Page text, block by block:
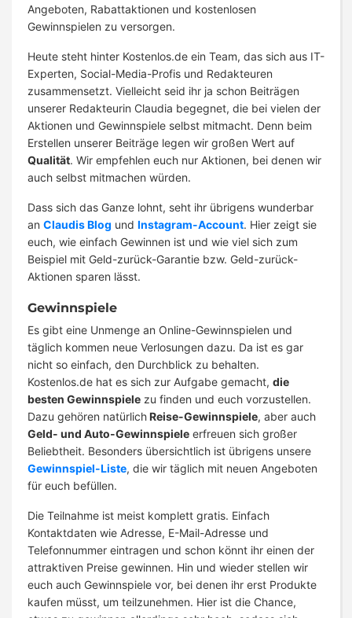
Angeboten, Rabattaktionen und kostenlosen
Gewinnspielen zu versorgen.
Heute steht hinter Kostenlos.de ein Team, das sich aus IT-
Experten, Social-Media-Profis und Redakteuren
zusammensetzt. Vielleicht seid ihr ja schon Beiträgen
unserer Redakteurin Claudia begegnet, die bei vielen der
Aktionen und Gewinnspiele selbst mitmacht. Denn beim
Erstellen unserer Beiträge legen wir großen Wert auf
Qualität. Wir empfehlen euch nur Aktionen, bei denen wir
auch selbst mitmachen würden.
Dass sich das Ganze lohnt, seht ihr übrigens wunderbar
an Claudis Blog und Instagram-Account. Hier zeigt sie
euch, wie einfach Gewinnen ist und wie viel sich zum
Beispiel mit Geld-zurück-Garantie bzw. Geld-zurück-
Aktionen sparen lässt.
Gewinnspiele
Es gibt eine Unmenge an Online-Gewinnspielen und
täglich kommen neue Verlosungen dazu. Da ist es gar
nicht so einfach, den Durchblick zu behalten.
Kostenlos.de hat es sich zur Aufgabe gemacht, die
besten Gewinnspiele zu finden und euch vorzustellen.
Dazu gehören natürlichReise-Gewinnspiele, aber auch
Geld- und Auto-Gewinnspiele erfreuen sich großer
Beliebtheit. Besonders übersichtlich ist übrigens unsere
Gewinnspiel-Liste, die wir täglich mit neuen Angeboten
für euch befüllen.
Die Teilnahme ist meist komplett gratis. Einfach
Kontaktdaten wie Adresse, E-Mail-Adresse und
Telefonnummer eintragen und schon könnt ihr einen der
attraktiven Preise gewinnen. Hin und wieder stellen wir
euch auch Gewinnspiele vor, bei denen ihr erst Produkte
kaufen müsst, um teilzunehmen. Hier ist die Chance,